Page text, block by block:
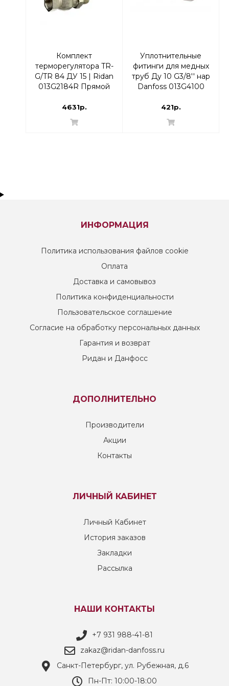
Комплект
терморегулятора TR-
G/TR 84 ДУ 15 | Ridan
013G2184R Прямой
4631р.
Уплотнительные
фитинги для медных
труб Ду 10 G3/8'' нар
Danfoss 013G4100
421р.
ИНФОРМАЦИЯ
Политика использования файлов cookie
Оплата
Доставка и самовывоз
Политика конфиденциальности
Пользовательское соглашение
Согласие на обработку персональных данных
Гарантия и возврат
Ридан и Данфосс
ДОПОЛНИТЕЛЬНО
Производители
Акции
Контакты
ЛИЧНЫЙ КАБИНЕТ
Личный Кабинет
История заказов
Закладки
Рассылка
НАШИ КОНТАКТЫ
+7 931 988-41-81
zakaz@ridan-danfoss.ru
Санкт-Петербург, ул. Рубежная, д.6
Пн-Пт: 10:00-18:00